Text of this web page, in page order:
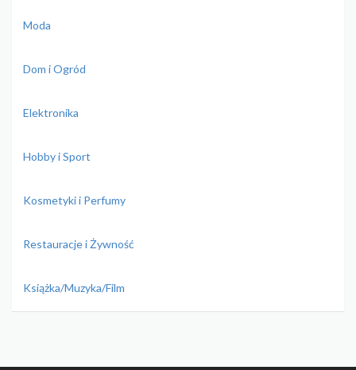
Moda
Dom i Ogród
Elektronika
Hobby i Sport
Kosmetyki i Perfumy
Restauracje i Żywność
Książka/Muzyka/Film